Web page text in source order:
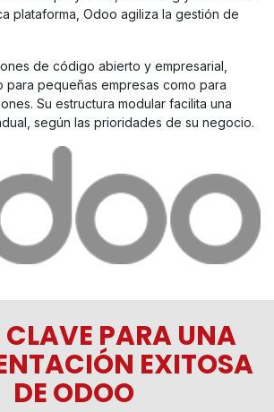
plataforma, Odoo agiliza la gestión de
de código abierto y empresarial,
para pequeñas empresas como para
Su estructura modular facilita una
según las prioridades de su negocio.
CLAVE PARA UNA
EXITOSA
DE ODOO